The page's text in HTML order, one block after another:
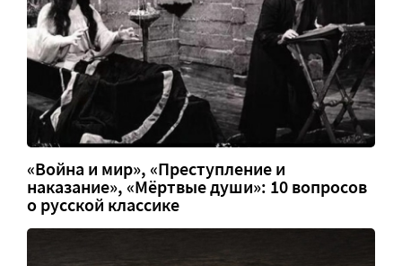
«Война и мир», «Преступление и
наказание», «Мёртвые души»: 10 вопросов
о русской классике